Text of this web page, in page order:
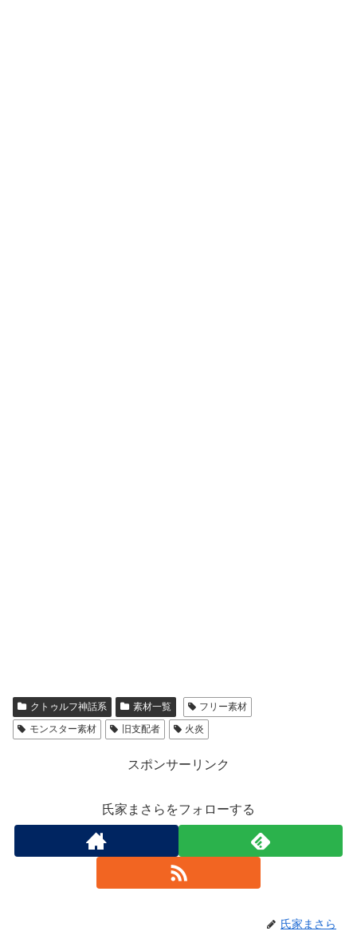
クトゥルフ神話系 素材一覧
フリー素材
モンスター素材
旧支配者 火炎
スポンサーリンク
氏家まさらをフォローする
氏家まさら